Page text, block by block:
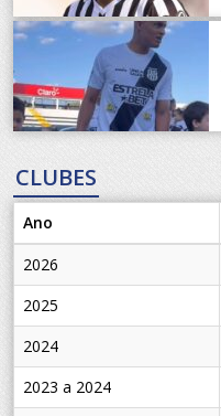
CLUBES
Ano
2026
2025
2024
2023 a 2024